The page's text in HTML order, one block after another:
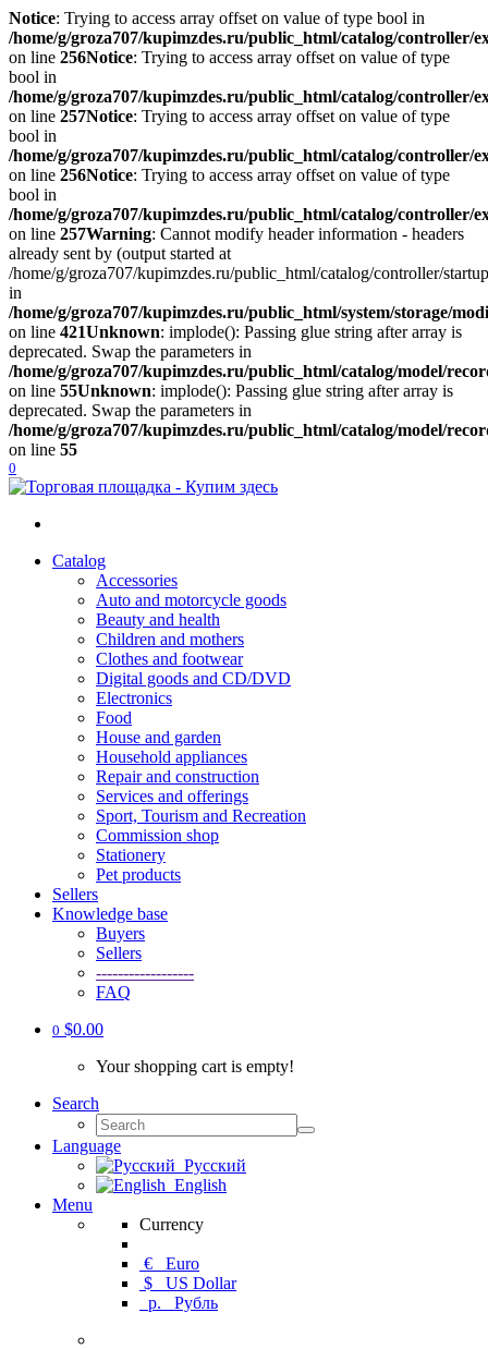
Notice: Trying to access array offset on value of type bool in
/home/g/groza707/kupimzdes.ru/public_html/catalog/controller/
on line 256Notice: Trying to access array offset on value of type
bool in
/home/g/groza707/kupimzdes.ru/public_html/catalog/controller/
on line 257Notice: Trying to access array offset on value of type
bool in
/home/g/groza707/kupimzdes.ru/public_html/catalog/controller/
on line 256Notice: Trying to access array offset on value of type
bool in
/home/g/groza707/kupimzdes.ru/public_html/catalog/controller/
on line 257Warning: Cannot modify header information - headers
already sent by (output started at
/home/g/groza707/kupimzdes.ru/public_html/catalog/controller/
in
/home/g/groza707/kupimzdes.ru/public_html/system/storage/
on line 421Unknown: implode(): Passing glue string after array is
deprecated. Swap the parameters in
/home/g/groza707/kupimzdes.ru/public_html/catalog/model/
on line 55Unknown: implode(): Passing glue string after array is
deprecated. Swap the parameters in
/home/g/groza707/kupimzdes.ru/public_html/catalog/model/
on line 55
0
Catalog
Accessories
Auto and motorcycle goods
Beauty and health
Children and mothers
Clothes and footwear
Digital goods and CD/DVD
Electronics
Food
House and garden
Household appliances
Repair and construction
Services and offerings
Sport, Tourism and Recreation
Commission shop
Stationery
Pet products
Sellers
Knowledge base
Buyers
Sellers
------------------
FAQ
0 $0.00
Your shopping cart is empty!
Search
Language
Русский
English
Menu
Currency
€ Euro
$ US Dollar
р. Рубль